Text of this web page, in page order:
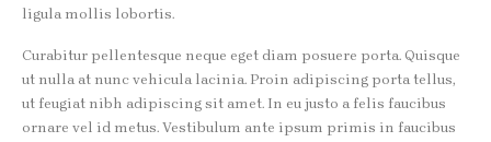
ligula mollis lobortis.
Curabitur pellentesque neque eget diam posuere porta. Quisque
ut nulla at nunc vehicula lacinia. Proin adipiscing porta tellus,
ut feugiat nibh adipiscing sit amet. In eu justo a felis faucibus
ornare vel id metus. Vestibulum ante ipsum primis in faucibus